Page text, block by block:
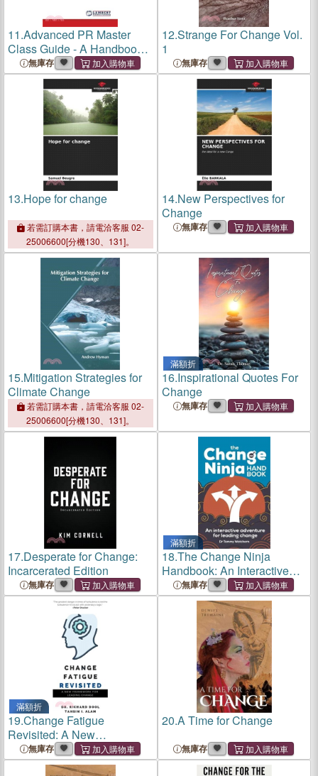
11.Advanced PR Master
Class Guide - A Handbook
for PhD & Masters Students
無庫存
12.Strange For Change Vol.
1
無庫存
13.Hope for change
若需訂購本書，請電洽客服 02-
25006600[分機130、131]。
14.New Perspectives for
Change
無庫存
15.Mitigation Strategies for
Climate Change
若需訂購本書，請電洽客服 02-
25006600[分機130、131]。
滿額折
16.Inspirational Quotes For
Change
無庫存
17.Desperate for Change:
Incarcerated Edition
無庫存
滿額折
18.The Change Ninja
Handbook: An Interactive
Adventure for Leading
Change
無庫存
滿額折
19.Change Fatigue
Revisited: A New
Framework for Leading
Change
無庫存
20.A Time for Change
無庫存